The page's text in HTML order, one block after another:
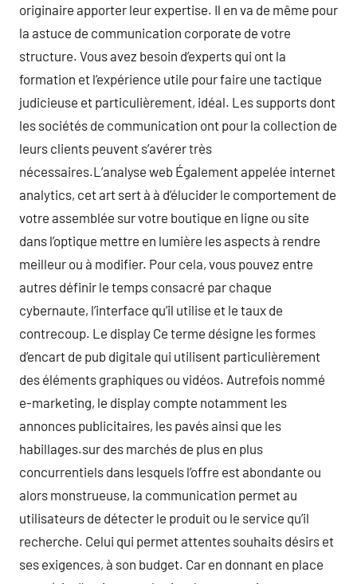
originaire apporter leur expertise. Il en va de même pour
la astuce de communication corporate de votre
structure. Vous avez besoin d’experts qui ont la
formation et l’expérience utile pour faire une tactique
judicieuse et particulièrement, idéal. Les supports dont
les sociétés de communication ont pour la collection de
leurs clients peuvent s’avérer très
nécessaires.L’analyse web Également appelée internet
analytics, cet art sert à à d’élucider le comportement de
votre assemblée sur votre boutique en ligne ou site
dans l’optique mettre en lumière les aspects à rendre
meilleur ou à modifier. Pour cela, vous pouvez entre
autres définir le temps consacré par chaque
cybernaute, l’interface qu’il utilise et le taux de
contrecoup. Le display Ce terme désigne les formes
d’encart de pub digitale qui utilisent particulièrement
des éléments graphiques ou vidéos. Autrefois nommé
e-marketing, le display compte notamment les
annonces publicitaires, les pavés ainsi que les
habillages.sur des marchés de plus en plus
concurrentiels dans lesquels l’offre est abondante ou
alors monstrueuse, la communication permet au
utilisateurs de détecter le produit ou le service qu’il
recherche. Celui qui permet attentes souhaits désirs et
ses exigences, à son budget. Car en donnant en place